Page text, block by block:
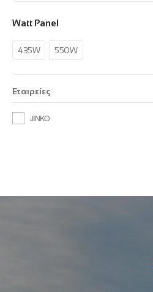
Watt Panel
435W 550W
Εταιρείες
JINKO